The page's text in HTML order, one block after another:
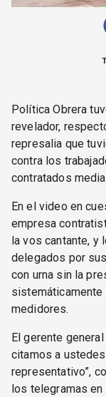
Política Obrera
revelador,
represalia que
contra los
contratados
En el video en
empresa
la vos cantante,
delegados por
con urna sin la
medidores.
El gerente
citamos a
representativo”,
los telegramas